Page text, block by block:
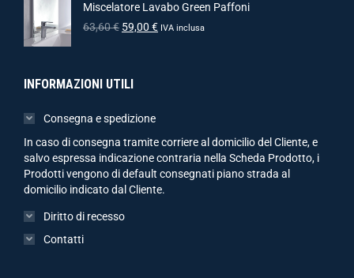
Miscelatore Lavabo Green Paffoni
63,60€ 59,00 € IVA inclusa
INFORMAZIONI UTILI
Consegna e spedizione
In caso di consegna tramite corriere al domicilio del Cliente, e
salvo espressa indicazione contraria nella Scheda Prodotto, i
Prodotti vengono di default consegnati piano strada al
domicilio indicato dal Cliente.
Diritto di recesso
Contatti